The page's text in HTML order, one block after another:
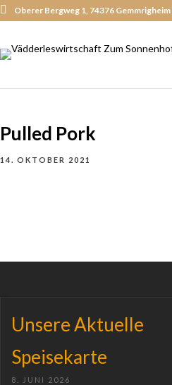
Oberer Bergweg 1, 74376 Gemmrigheim
Pulled Pork
14. OKTOBER 2021
Unsere Aktuelle
Speisekarte
8. JUNI 2026